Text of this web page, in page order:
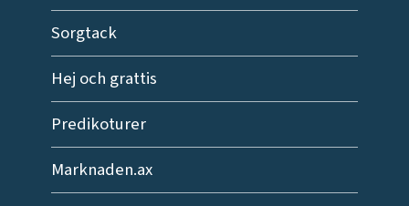
Sorgtack
Hej och grattis
Predikoturer
Marknaden.ax